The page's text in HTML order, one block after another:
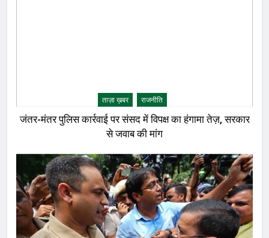
ताज़ा ख़बर राजनीति
जंतर-मंतर पुलिस कार्रवाई पर संसद में विपक्ष का हंगामा तेज़, सरकार
से जवाब की मांग